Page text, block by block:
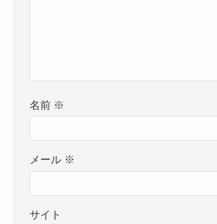
名前 ※
メール ※
サイト